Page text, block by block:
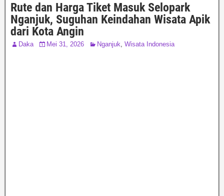
Rute dan Harga Tiket Masuk Selopark
Nganjuk, Suguhan Keindahan Wisata Apik
dari Kota Angin
Daka Mei 31, 2026 Nganjuk, Wisata Indonesia